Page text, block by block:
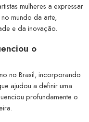
mulheres a expressar
mundo da arte,
e da inovação.
o
no Brasil, incorporando
ajudou a definir uma
profundamente o